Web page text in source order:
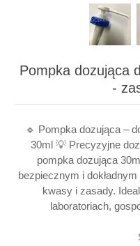
Pompka dozująca
-
🔹 Pompka dozująca –
30ml 💡 Precyzyjne
pompka dozująca
bezpiecznym i
kwasy i zasady.
laboratoriach,